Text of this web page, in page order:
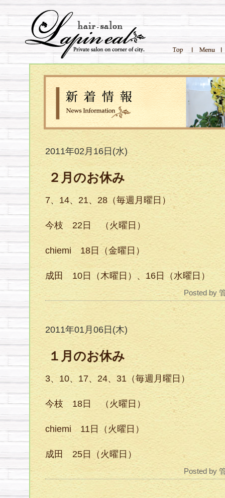
2011年02月16日(水)
２月のお休み
7、14、21、28（毎週月曜日）
今枝 22日 （火曜日）
chiemi 18日（金曜日）
成田 10日（木曜日）、16日（水曜日）
Posted by
2011年01月06日(木)
１月のお休み
3、10、17、24、31（毎週月曜日）
今枝 18日 （火曜日）
chiemi 11日（火曜日）
成田 25日（火曜日）
Posted by